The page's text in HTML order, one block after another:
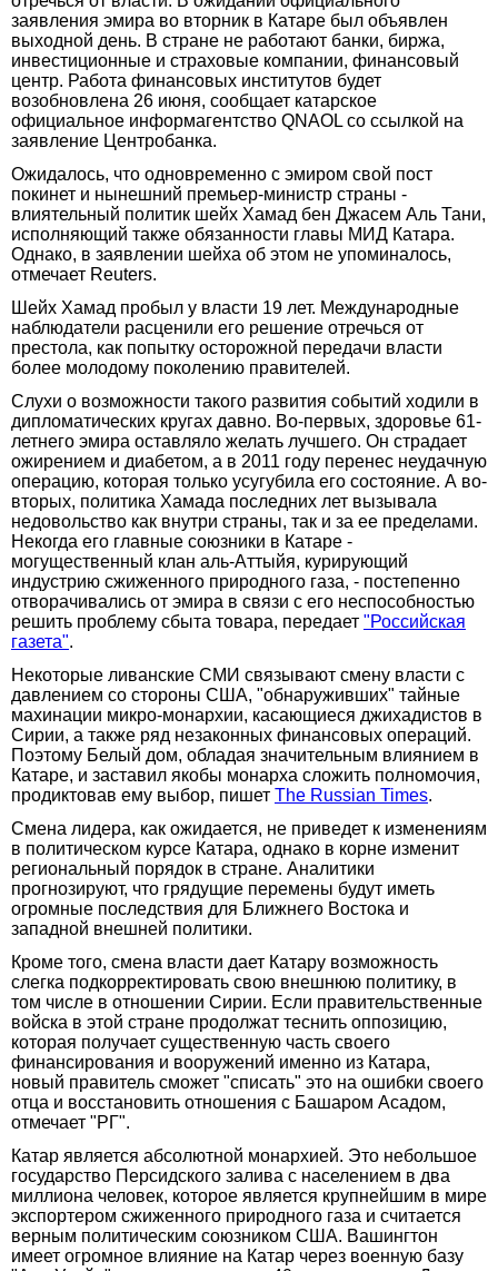
заявления эмира во вторник в Катаре был объявлен
выходной день. В стране не работают банки, биржа,
инвестиционные и страховые компании, финансовый
центр. Работа финансовых институтов будет
возобновлена 26 июня, сообщает катарское
официальное информагентство QNAOL со ссылкой на
заявление Центробанка.
Ожидалось, что одновременно с эмиром свой пост
покинет и нынешний премьер-министр страны -
влиятельный политик шейх Хамад бен Джасем Аль Тани,
исполняющий также обязанности главы МИД Катара.
Однако, в заявлении шейха об этом не упоминалось,
отмечает Reuters.
Шейх Хамад пробыл у власти 19 лет. Международные
наблюдатели расценили его решение отречься от
престола, как попытку осторожной передачи власти
более молодому поколению правителей.
Слухи о возможности такого развития событий ходили в
дипломатических кругах давно. Во-первых, здоровье 61-
летнего эмира оставляло желать лучшего. Он страдает
ожирением и диабетом, а в 2011 году перенес неудачную
операцию, которая только усугубила его состояние. А во-
вторых, политика Хамада последних лет вызывала
недовольство как внутри страны, так и за ее пределами.
Некогда его главные союзники в Катаре -
могущественный клан аль-Аттыйя, курирующий
индустрию сжиженного природного газа, - постепенно
отворачивались от эмира в связи с его неспособностью
решить проблему сбыта товара, передает "Российская
газета".
Некоторые ливанские СМИ связывают смену власти с
давлением со стороны США, "обнаруживших" тайные
махинации микро-монархии, касающиеся джихадистов в
Сирии, а также ряд незаконных финансовых операций.
Поэтому Белый дом, обладая значительным влиянием в
Катаре, и заставил якобы монарха сложить полномочия,
продиктовав ему выбор, пишет The Russian Times.
Смена лидера, как ожидается, не приведет к изменениям
в политическом курсе Катара, однако в корне изменит
региональный порядок в стране. Аналитики
прогнозируют, что грядущие перемены будут иметь
огромные последствия для Ближнего Востока и
западной внешней политики.
Кроме того, смена власти дает Катару возможность
слегка подкорректировать свою внешнюю политику, в
том числе в отношении Сирии. Если правительственные
войска в этой стране продолжат теснить оппозицию,
которая получает существенную часть своего
финансирования и вооружений именно из Катара,
новый правитель сможет "списать" это на ошибки своего
отца и восстановить отношения с Башаром Асадом,
отмечает "РГ".
Катар является абсолютной монархией. Это небольшое
государство Персидского залива с населением в два
миллиона человек, которое является крупнейшим в мире
экспортером сжиженного природного газа и считается
верным политическим союзником США. Вашингтон
имеет огромное влияние на Катар через военную базу